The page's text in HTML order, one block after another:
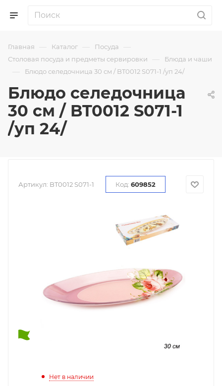
Главная — Каталог — Посуда —
Столовая посуда и предметы сервировки — Блюда и чаши
— Блюдо селедочница 30 см / BT0012 S071-1 /уп 24/
Блюдо селедочница
30 см / BT0012 S071-1
/уп 24/
Артикул: BT0012 S071-1 Код: 609852
Нет в наличии